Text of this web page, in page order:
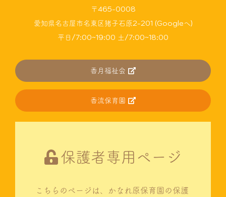
〒465-0008
愛知県名古屋市名東区猪子石原2-201 (Googleへ)
平日/7:00~19:00 土/7:00~18:00
香月福祉会
香流保育園
保護者専用ページ
こちらのページは、かなれ原保育園の保護